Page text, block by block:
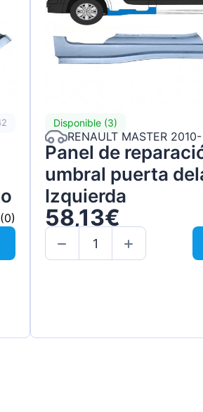
(0)
Disponible (3)
RENAULT MASTER 2010-
Panel de
umbral puerta
Izquierda
58,13€